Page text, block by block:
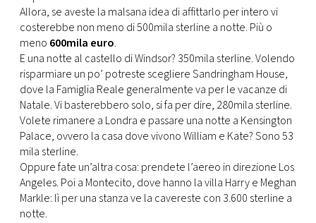
Allora, se aveste la malsana idea di affittarlo per intero vi
costerebbe non meno di 500mila sterline a notte. Più o
meno 600mila euro.
E una notte al castello di Windsor? 350mila sterline. Volendo
risparmiare un po’ potreste scegliere Sandringham House,
dove la Famiglia Reale generalmente va per le vacanze di
Natale. Vi basterebbero solo, si fa per dire, 280mila sterline.
Volete rimanere a Londra e passare una notte a Kensington
Palace, ovvero la casa dove vivono William e Kate? Sono 53
mila sterline.
Oppure fate un’altra cosa: prendete l’aereo in direzione Los
Angeles. Poi a Montecito, dove hanno la villa Harry e Meghan
Markle: lì per una stanza ve la cavereste con 3.600 sterline a
notte.